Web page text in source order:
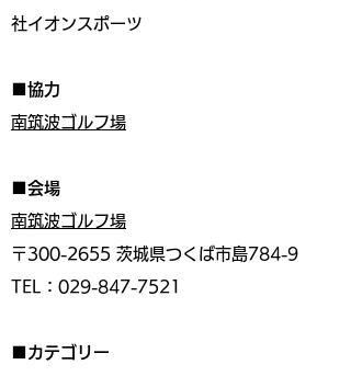
社イオンスポーツ
■協力
南筑波ゴルフ場
■会場
南筑波ゴルフ場
〒300-2655 茨城県つくば市島784-9
TEL：029-847-7521
■カテゴリー